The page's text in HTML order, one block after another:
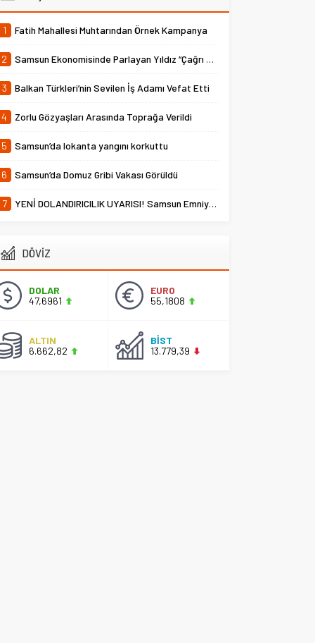
1 Fatih Mahallesi Muhtarından Örnek Kampanya
2 Samsun Ekonomisinde Parlayan Yıldız “Çağrı Temper”
3 Balkan Türkleri’nin Sevilen İş Adamı Vefat Etti
4 Zorlu Gözyaşları Arasında Toprağa Verildi
5 Samsun’da lokanta yangını korkuttu
6 Samsun’da Domuz Gribi Vakası Görüldü
7 YENİ DOLANDIRICILIK UYARISI! Samsun Emniyet Müdürlüğü Uyardı
DÖVİZ
DOLAR
47,6961
EURO
55,1808
ALTIN
6.662,82
BİST
13.779,39